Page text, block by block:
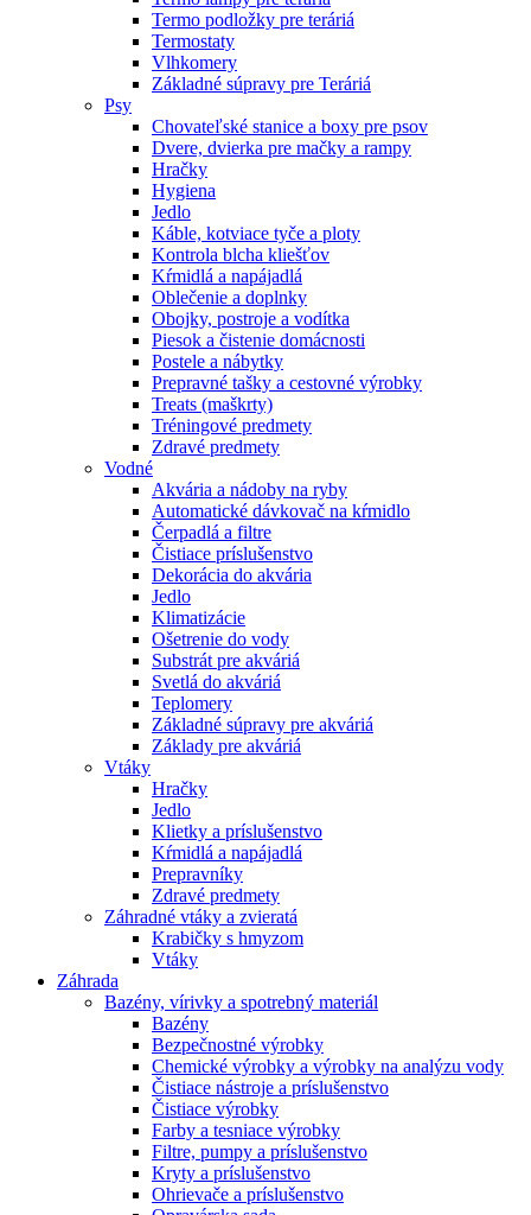
Termo podložky pre teráriá
Termostaty
Vlhkomery
Základné súpravy pre Teráriá
Psy
Chovateľské stanice a boxy pre psov
Dvere, dvierka pre mačky a rampy
Hračky
Hygiena
Jedlo
Káble, kotviace tyče a ploty
Kontrola blcha kliešťov
Kŕmidlá a napájadlá
Oblečenie a doplnky
Obojky, postroje a vodítka
Piesok a čistenie domácnosti
Postele a nábytky
Prepravné tašky a cestovné výrobky
Treats (maškrty)
Tréningové predmety
Zdravé predmety
Vodné
Akvária a nádoby na ryby
Automatické dávkovač na kŕmidlo
Čerpadlá a filtre
Čistiace príslušenstvo
Dekorácia do akvária
Jedlo
Klimatizácie
Ošetrenie do vody
Substrát pre akváriá
Svetlá do akváriá
Teplomery
Základné súpravy pre akváriá
Základy pre akváriá
Vtáky
Hračky
Jedlo
Klietky a príslušenstvo
Kŕmidlá a napájadlá
Prepravníky
Zdravé predmety
Záhradné vtáky a zvieratá
Krabičky s hmyzom
Vtáky
Záhrada
Bazény, vírivky a spotrebný materiál
Bazény
Bezpečnostné výrobky
Chemické výrobky a výrobky na analýzu vody
Čistiace nástroje a príslušenstvo
Čistiace výrobky
Farby a tesniace výrobky
Filtre, pumpy a príslušenstvo
Kryty a príslušenstvo
Ohrievače a príslušenstvo